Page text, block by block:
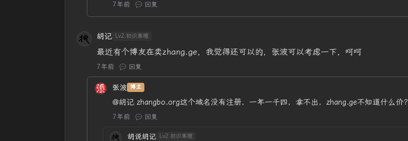
7年前 回复
胡记 Lv2.初识寒暄
最近有个博友在卖zhang.ge，我觉得还可以的，张波可以考虑一下，呵呵
7年前 回复
张波 博主
@胡记 zhangbo.org这个域名没有注册，一年一千四，拿不出，zhang.ge不知道什么价？
7年前 回复
胡说胡记 Lv2.初识寒暄